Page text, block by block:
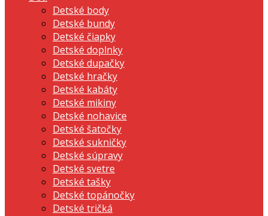
Detské body
Detské bundy
Detské čiapky
Detské doplnky
Detské dupačky
Detské hračky
Detské kabáty
Detské mikiny
Detské nohavice
Detské šatočky
Detské sukničky
Detské súpravy
Detské svetre
Detské tašky
Detské topánočky
Detské tričká